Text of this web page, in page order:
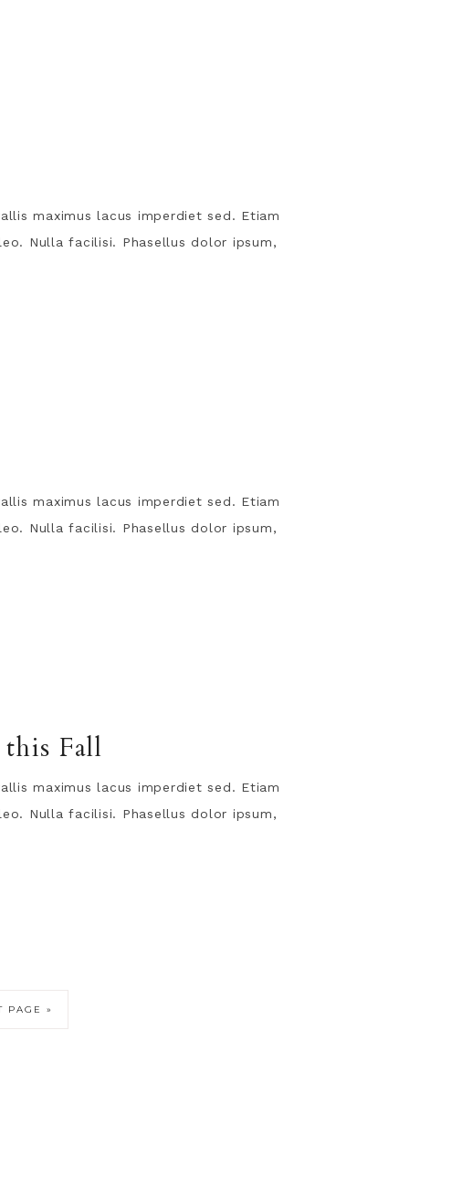
maximus lacus imperdiet sed. Etiam
Nulla facilisi. Phasellus dolor ipsum,
maximus lacus imperdiet sed. Etiam
Nulla facilisi. Phasellus dolor ipsum,
Fall
maximus lacus imperdiet sed. Etiam
Nulla facilisi. Phasellus dolor ipsum,
PAGE »